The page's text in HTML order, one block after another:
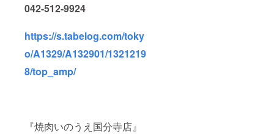
042-512-9924
https://s.tabelog.com/toky
o/A1329/A132901/1321219
8/top_amp/
『焼肉いのうえ国分寺店』